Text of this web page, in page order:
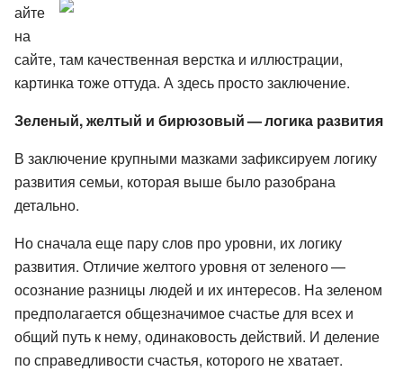
айте
на
сайте, там качественная верстка и иллюстрации,
картинка тоже оттуда. А здесь просто заключение.
Зеленый, желтый и бирюзовый — логика развития
В заключение крупными мазками зафиксируем логику
развития семьи, которая выше было разобрана
детально.
Но сначала еще пару слов про уровни, их логику
развития. Отличие желтого уровня от зеленого —
осознание разницы людей и их интересов. На зеленом
предполагается общезначимое счастье для всех и
общий путь к нему, одинаковость действий. И деление
по справедливости счастья, которого не хватает.